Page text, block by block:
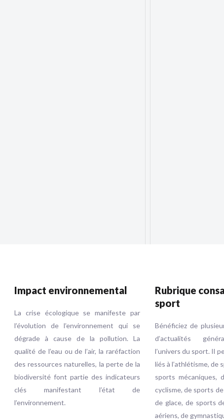
Impact environnemental
La crise écologique se manifeste par
l’évolution de l’environnement qui se
dégrade à cause de la pollution. La
qualité de l’eau ou de l’air, la raréfaction
des ressources naturelles, la perte de la
biodiversité font partie des indicateurs
clés manifestant l’état de
l’environnement.
Rubrique
sport
Bénéficiez de
d’actualités
l’univers du sport. Il
liés à l’athlétisme, de
sports mécaniques,
cyclisme, de sports
de glace, de sports
aériens, de